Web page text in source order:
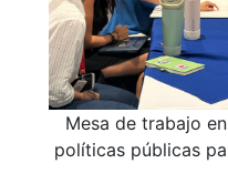
Mesa de trabajo
políticas públicas